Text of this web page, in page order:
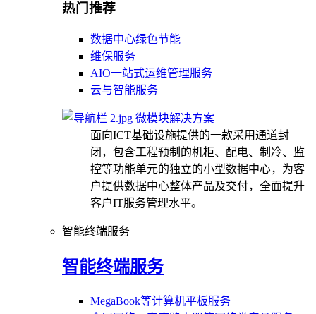
热门推荐
数据中心绿色节能
维保服务
AIO一站式运维管理服务
云与智能服务
微模块解决方案
面向ICT基础设施提供的一款采用通道封
闭，包含工程预制的机柜、配电、制冷、监
控等功能单元的独立的小型数据中心，为客
户提供数据中心整体产品及交付，全面提升
客户IT服务管理水平。
智能终端服务
智能终端服务
MegaBook等计算机平板服务